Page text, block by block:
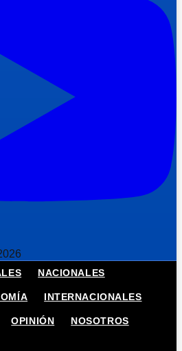
NACIONALES
INTERNACIONALES
OPINIÓN NOSOTROS